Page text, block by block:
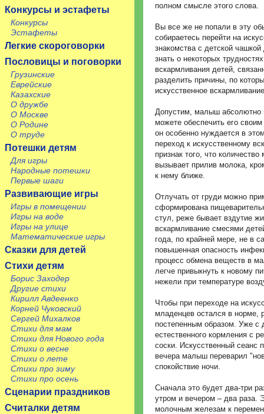
Конкурсы и эстафеты
Конкурсы
Эстафеты
Легкие скороговорки
Пословицы и поговорки
Грузинские
Еврейские
Казахские
О дружбе
О Москве
О Родине
О труде
Потешки детям
Для игры
Народные потешки
Первые шаги
Развивающие игры
Игры в помещении
Игры на воде
Игры на улице
Математические игры
Сказки для детей
Стихи детям
Борис Заходер
Другие стихи
Кирилл Авдеенко
Корней Чуковский
Сергей Михалков
Стихи для мам
Стихи для Нового года
Стихи о весне
Стихи о лете
Стихи про зиму
Стихи про осень
Сценарии праздников
Считалки детям
полном смысле этого слова.
Вы все же не попали в эту
собираетесь перейти на
знакомства с детской
знать о некоторых
вскармливания детей,
разделить причины, по
искусственное
Допустим, малыш абсолютно
можете обеспечить его
он особенно нуждается в
переход к искусственному
признак того, что
вызывает прилив молока,
к нему ближе.
Отлучать от груди можно
сформирована
стул, реже бывает вздутие
вскармливание смесями
года, по крайней мере, не в
повышенная опасность
процесс обмена веществ в
легче привыкнуть к новому
нежели при температуре
Чтобы при переходе на
младенцев остался в норме,
постепенным образом. Уже с
естественного кормления с
соски. Искусственный сеанс
вечера малыш переварил
спокойствие ночи.
Сначала это будет два-три
утром и вечером – два раза.
молочным железам к